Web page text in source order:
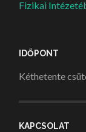
Fizikai
IDŐPONT
Kéthetente
KAPCSOLAT